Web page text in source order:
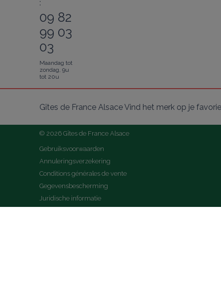
:
09 82
99 03
03
Maandag tot
zondag, 9u
tot 20u
Gîtes de France Alsace Vind het merk op je
© 2026 Gîtes de France Alsace
Gebruiksvoorwaarden
Annuleringsverzekering
Conditions générales de vente
Gegevensbescherming
Juridische informatie